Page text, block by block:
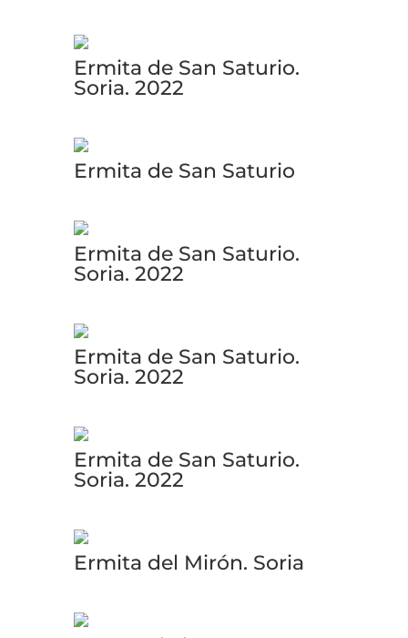
Ermita de San Saturio.
Soria. 2022
Ermita de San Saturio
Ermita de San Saturio.
Soria. 2022
Ermita de San Saturio.
Soria. 2022
Ermita de San Saturio.
Soria. 2022
Ermita del Mirón. Soria